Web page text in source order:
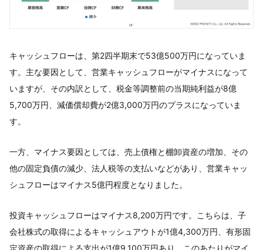
キャッシュフローは、第2四半期末で53億500万円になっていま
す。主な要因として、営業キャッシュフローがマイナスになって
いますが、その内訳として、税金等調整前の当期純利益が8億
5,700万円、減価償却費が2億3,000万円のプラスになっていま
す。
一方、マイナス要因としては、売上債権と棚卸資産の増加、その
他の固定負債の減少、法人税等の支払いなどがあり、営業キャッ
シュフローはマイナス5億円程度となりました。
投資キャッシュフローはマイナス8,200万円です。こちらは、子
会社株式の取得によるキャッシュアウトが1億4,300万円、有形固
定資産の取得による支出が1億9,100万円あり、このあたりがマイ